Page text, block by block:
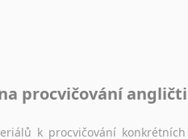
procvičování
k procvičování